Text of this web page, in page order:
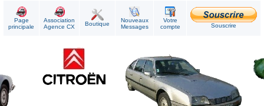
Page
principale
Association
Agence CX
Boutique
Nouveaux
Messages
Votre
compte
Souscrire